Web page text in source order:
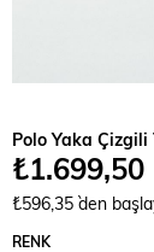
Polo Yaka Çizgili
₺1.699,50
₺596,35 `den
RENK